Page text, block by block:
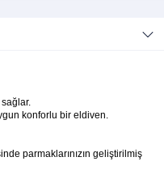
konforlu bir eldiven.
parmaklarınızın geliştirilmiş